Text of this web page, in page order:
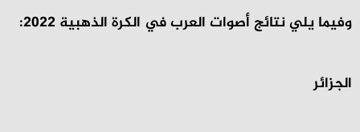
وفيما يلي نتائج أصوات العرب في الكرة الذهبية 2022:
الجزائر